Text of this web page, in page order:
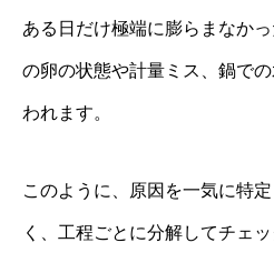
ある日だけ極端に膨らまなか
の卵の状態や計量ミス、鍋で
われます。
このように、原因を一気に特
く、工程ごとに分解してチェ